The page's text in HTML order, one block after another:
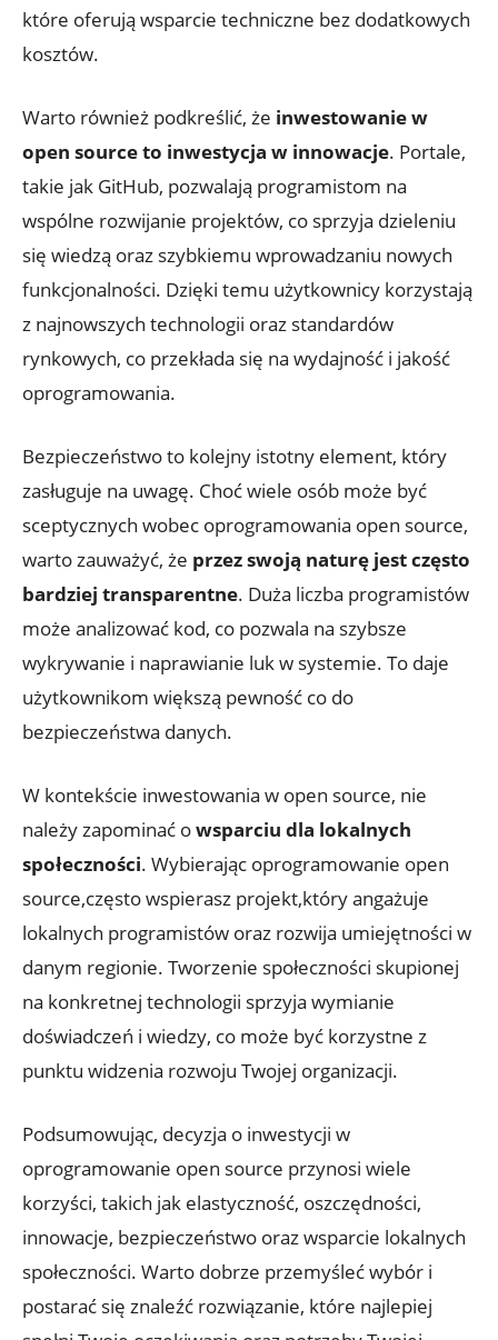
które oferują wsparcie techniczne bez dodatkowych
kosztów.
Warto również podkreślić, że inwestowanie w
open source to inwestycja w innowacje. Portale,
takie jak GitHub, pozwalają programistom na
wspólne rozwijanie projektów, co sprzyja dzieleniu
się wiedzą oraz szybkiemu wprowadzaniu nowych
funkcjonalności. Dzięki temu użytkownicy korzystają
z najnowszych technologii oraz standardów
rynkowych, co przekłada się na wydajność i jakość
oprogramowania.
Bezpieczeństwo to kolejny istotny element, który
zasługuje na uwagę. Choć wiele osób może być
sceptycznych wobec oprogramowania open source,
warto zauważyć, że przez swoją naturę jest często
bardziej transparentne. Duża liczba programistów
może analizować kod, co pozwala na szybsze
wykrywanie i naprawianie luk w systemie. To daje
użytkownikom większą pewność co do
bezpieczeństwa danych.
W kontekście inwestowania w open source, nie
należy zapominać owsparciu dla lokalnych
społeczności. Wybierając oprogramowanie open
source,często wspierasz projekt,który angażuje
lokalnych programistów oraz rozwija umiejętności w
danym regionie. Tworzenie społeczności skupionej
na konkretnej technologii sprzyja wymianie
doświadczeń i wiedzy, co może być korzystne z
punktu widzenia rozwoju Twojej organizacji.
Podsumowując, decyzja o inwestycji w
oprogramowanie open source przynosi wiele
korzyści, takich jak elastyczność, oszczędności,
innowacje, bezpieczeństwo oraz wsparcie lokalnych
społeczności. Warto dobrze przemyśleć wybór i
postarać się znaleźć rozwiązanie, które najlepiej